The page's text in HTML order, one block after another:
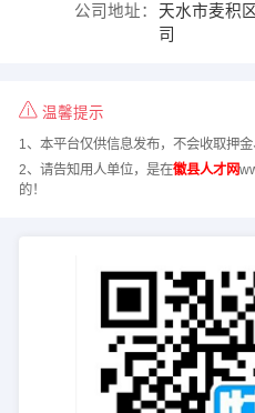
公司地址：
天水市麦积
司
温馨提示
1、本平台仅供信息发布，不会收取押金
2、请告知用人单位，是在徽县人才网
的！